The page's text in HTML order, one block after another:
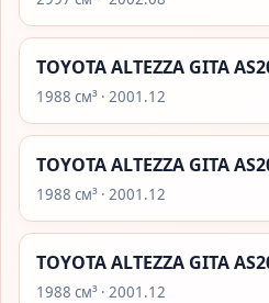
TOYOTA ALTEZZA GITA
1988 см³ · 2001.12
TOYOTA ALTEZZA GITA
1988 см³ · 2001.12
TOYOTA ALTEZZA GITA
1988 см³ · 2001.12